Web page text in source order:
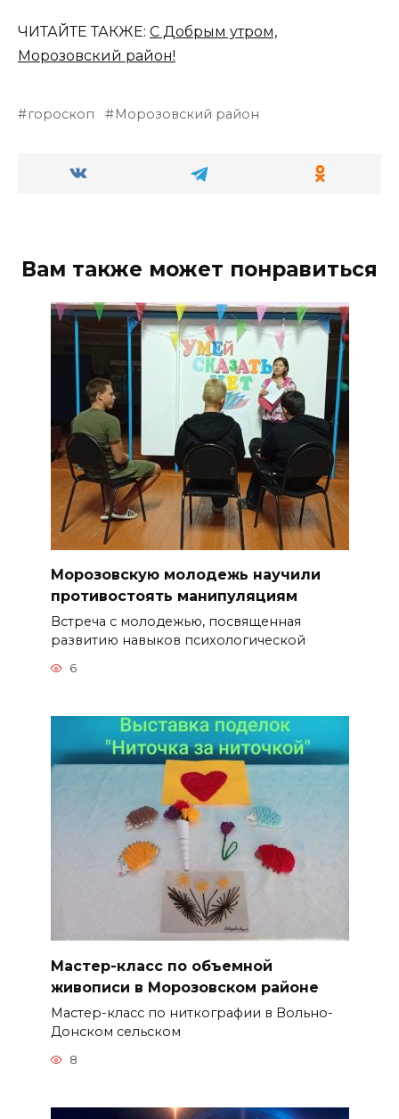
ЧИТАЙТЕ ТАКЖЕ: С Добрым утром,
Морозовский район!
гороскоп Морозовский район
Вам также может понравиться
Морозовскую молодежь научили
противостоять манипуляциям
Встреча с молодежью, посвященная
развитию навыков психологической
6
Мастер-класс по объемной
живописи в Морозовском районе
Мастер-класс по ниткографии в Вольно-
Донском сельском
8